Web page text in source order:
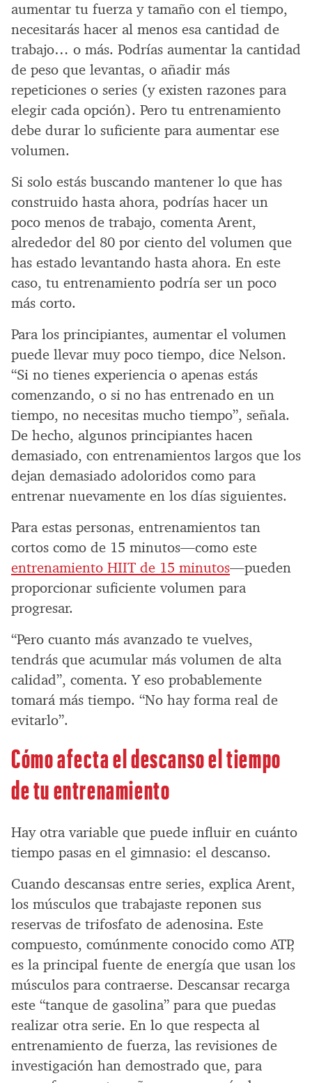
aumentar tu fuerza y tamaño con el tiempo,
necesitarás hacer al menos esa cantidad de
trabajo… o más. Podrías aumentar la cantidad
de peso que levantas, o añadir más
repeticiones o series (y existen razones para
elegir cada opción). Pero tu entrenamiento
debe durar lo suficiente para aumentar ese
volumen.
Si solo estás buscando mantener lo que has
construido hasta ahora, podrías hacer un
poco menos de trabajo, comenta Arent,
alrededor del 80 por ciento del volumen que
has estado levantando hasta ahora. En este
caso, tu entrenamiento podría ser un poco
más corto.
Para los principiantes, aumentar el volumen
puede llevar muy poco tiempo, dice Nelson.
“Si no tienes experiencia o apenas estás
comenzando, o si no has entrenado en un
tiempo, no necesitas mucho tiempo”, señala.
De hecho, algunos principiantes hacen
demasiado, con entrenamientos largos que los
dejan demasiado adoloridos como para
entrenar nuevamente en los días siguientes.
Para estas personas, entrenamientos tan
cortos como de 15 minutos—como este
entrenamiento HIIT de 15 minutos—pueden
proporcionar suficiente volumen para
progresar.
“Pero cuanto más avanzado te vuelves,
tendrás que acumular más volumen de alta
calidad”, comenta. Y eso probablemente
tomará más tiempo. “No hay forma real de
evitarlo”.
Cómo afecta el descanso el tiempo
de tu entrenamiento
Hay otra variable que puede influir en cuánto
tiempo pasas en el gimnasio: el descanso.
Cuando descansas entre series, explica Arent,
los músculos que trabajaste reponen sus
reservas de trifosfato de adenosina. Este
compuesto, comúnmente conocido como ATP,
es la principal fuente de energía que usan los
músculos para contraerse. Descansar recarga
este “tanque de gasolina” para que puedas
realizar otra serie. En lo que respecta al
entrenamiento de fuerza, las revisiones de
investigación han demostrado que, para